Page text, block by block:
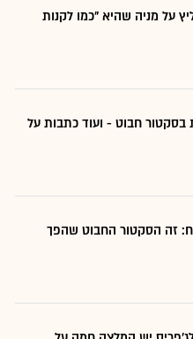
על מניה שהיא "כמו לקנות
בסקטור חבוט - ועוד כתבות על
זה הסקטור החבוט שהפך